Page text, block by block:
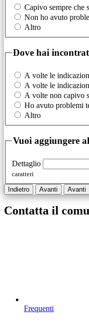
Capivo sempre che
Non ho avuto
Altro
Dove hai
A volte le
A volte le
A volte non capivo
Ho avuto problemi
Altro
Vuoi aggiungere
Dettaglio
caratteri
Indietro Avanti Avanti
Contatta il
Frequenti